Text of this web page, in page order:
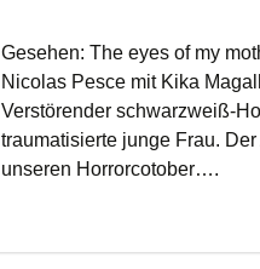
Gesehen: The eyes of my
Nicolas Pesce mit Kika
Verstörender schwarzweiß-
traumatisierte junge Frau.
unseren Horrorcotober….